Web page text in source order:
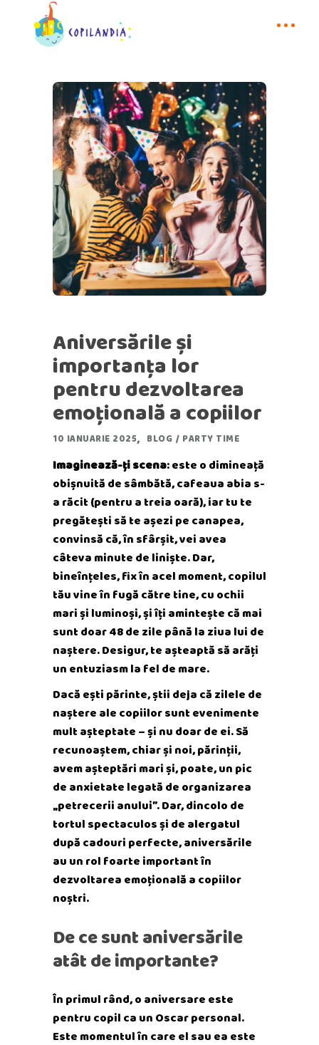
Aniversările și
importanța lor
pentru dezvoltarea
emoțională a copiilor
10 IANUARIE 2025 BLOG / PARTY TIME
Imaginează-ți scena: este o dimineață
obișnuită de sâmbătă, cafeaua abia s-
a răcit (pentru a treia oară), iar tu te
pregătești să te așezi pe canapea,
convinsă că, în sfârșit, vei avea
câteva minute de liniște. Dar,
bineînțeles, fix în acel moment, copilul
tău vine în fugă către tine, cu ochii
mari și luminoși, și îți amintește că mai
sunt doar 48 de zile până la ziua lui de
naștere. Desigur, te așteaptă să arăți
un entuziasm la fel de mare.
Dacă ești părinte, știi deja că zilele de
naștere ale copiilor sunt evenimente
mult așteptate – și nu doar de ei. Să
recunoaștem, chiar și noi, părinții,
avem așteptări mari și, poate, un pic
de anxietate legată de organizarea
„petrecerii anului”. Dar, dincolo de
tortul spectaculos și de alergatul
după cadouri perfecte, aniversările
au un rol foarte important în
dezvoltarea emoțională a copiilor
noștri.
De ce sunt aniversările
atât de importante?
În primul rând, o aniversare este
pentru copil ca un Oscar personal.
Este momentul în care el sau ea este